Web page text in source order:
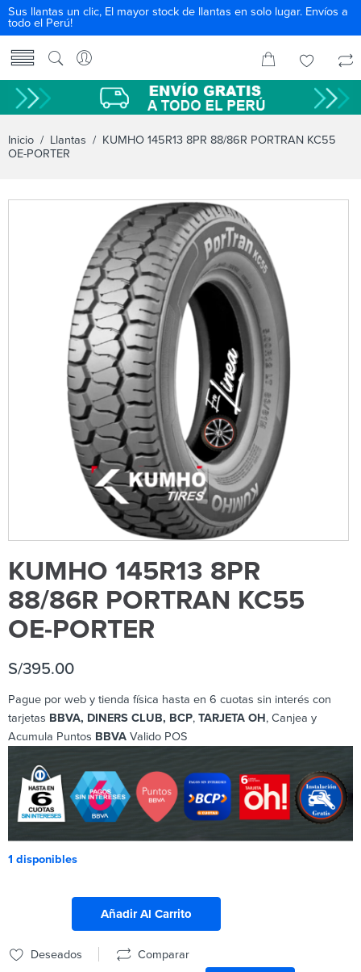
Sus llantas un clic, El mayor stock de llantas en solo lugar. Envíos a
todo el Perú!
Inicio / Llantas / KUMHO 145R13 8PR 88/86R PORTRAN KC55
OE-PORTER
KUMHO 145R13 8PR
88/86R PORTRAN KC55
OE-PORTER
S/395.00
Pague por web y tienda física hasta en 6 cuotas sin interés con
tarjetas BBVA, DINERS CLUB, BCP, TARJETA OH, Canjea y
Acumula Puntos BBVA Valido POS
1 disponibles
Añadir Al Carrito
Deseados Comparar